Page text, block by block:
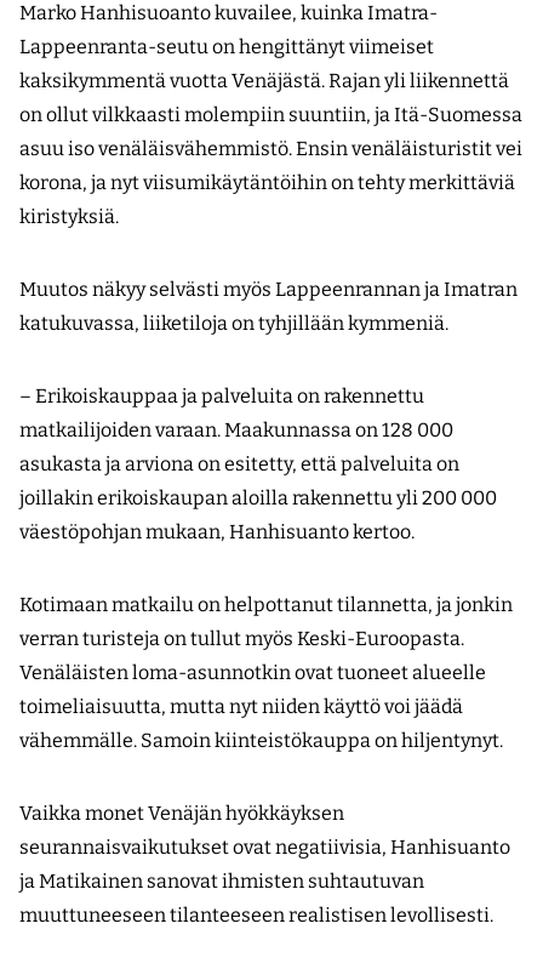
Marko Hanhisuoanto kuvailee, kuinka Imatra-
Lappeenranta-seutu on hengittänyt viimeiset
kaksikymmentä vuotta Venäjästä. Rajan yli liikennettä
on ollut vilkkaasti molempiin suuntiin, ja Itä-Suomessa
asuu iso venäläisvähemmistö. Ensin venäläisturistit vei
korona, ja nyt viisumikäytäntöihin on tehty merkittäviä
kiristyksiä.
Muutos näkyy selvästi myös Lappeenrannan ja Imatran
katukuvassa, liiketiloja on tyhjillään kymmeniä.
– Erikoiskauppaa ja palveluita on rakennettu
matkailijoiden varaan. Maakunnassa on 128 000
asukasta ja arviona on esitetty, että palveluita on
joillakin erikoiskaupan aloilla rakennettu yli 200 000
väestöpohjan mukaan, Hanhisuanto kertoo.
Kotimaan matkailu on helpottanut tilannetta, ja jonkin
verran turisteja on tullut myös Keski-Euroopasta.
Venäläisten loma-asunnotkin ovat tuoneet alueelle
toimeliaisuutta, mutta nyt niiden käyttö voi jäädä
vähemmälle. Samoin kiinteistökauppa on hiljentynyt.
Vaikka monet Venäjän hyökkäyksen
seurannaisvaikutukset ovat negatiivisia, Hanhisuanto
ja Matikainen sanovat ihmisten suhtautuvan
muuttuneeseen tilanteeseen realistisen levollisesti.